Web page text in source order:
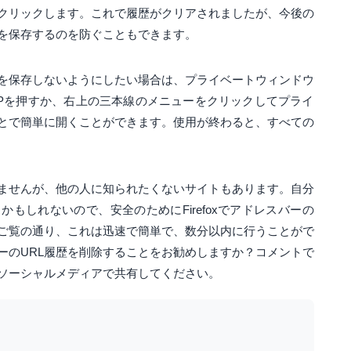
リックします。これで履歴がクリアされましたが、今後の
存するのを防ぐこともできます。
保存しないようにしたい場合は、プライベートウィンドウ
押すか、右上の三本線のメニューをクリックしてプライ
で簡単に開くことができます。使用が終わると、すべての
せんが、他の人に知られたくないサイトもあります。自分
もしれないので、安全のためにFirefoxでアドレスバーの
覧の通り、これは迅速で簡単で、数分以内に行うことがで
のURL履歴を削除することをお勧めしますか？コメントで
シャルメディアで共有してください。